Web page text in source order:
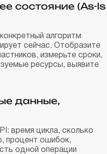
состояние (As-Is
алгоритм
сейчас. Отобразите
измерьте сроки,
ресурсы, выявите
данные,
время цикла, сколько
процент ошибок,
одной операции